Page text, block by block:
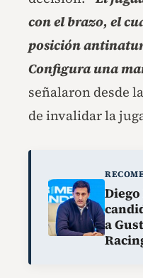
con el brazo, el
posición
Configura una
señalaron desde
de invalidar la
a